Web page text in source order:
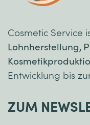
Cosmetic Service
Lohnherstellung,
Entwicklung bis
ZUM